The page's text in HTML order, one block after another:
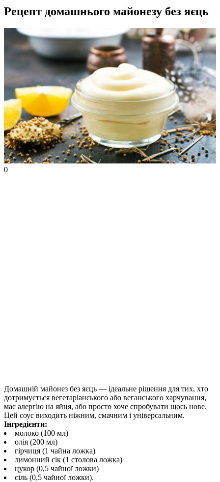
Рецепт домашнього майонезу без яєць
0
Домашній майонез без яєць — ідеальне рішення для тих, хто
дотримується вегетаріанського або веганського харчування,
має алергію на яйця, або просто хоче спробувати щось нове.
Цей соус виходить ніжним, смачним і універсальним.
Інгредієнти:
молоко (100 мл)
олія (200 мл)
гірчиця (1 чайна ложка)
лимонний сік (1 столова ложка)
цукор (0,5 чайної ложки)
сіль (0,5 чайної ложки).